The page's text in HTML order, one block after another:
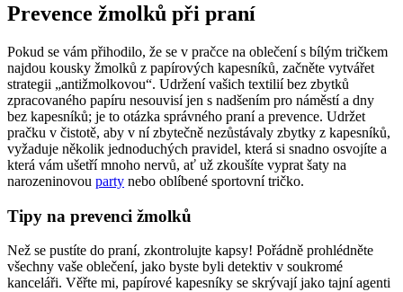
Prevence žmolků‍ při praní
Pokud se ⁢vám přihodilo, že se v ‍pračce ⁣na oblečení s bílým tričkem
⁢najdou kousky žmolků⁢ z papírových kapesníků, začněte vytvářet
strategii „antižmolkovou“. Udržení ⁤vašich textilií bez ‌zbytků
zpracovaného papíru nesouvisí‍ jen ⁢s nadšením‍ pro náměstí a dny
⁢bez⁢ kapesníků; je to otázka ⁤správného praní a prevence.‍ Udržet
pračku v⁢ čistotě,​ aby v ní zbytečně nezůstávaly ⁢zbytky z kapesníků,
vyžaduje⁣ několik jednoduchých ⁢pravidel,⁤ která si snadno osvojíte a
která vám ⁤ušetří ​mnoho ‌nervů, ať už zkoušíte vyprat ​šaty na
narozeninovou party nebo ‍oblíbené sportovní‌ tričko.
Tipy na prevenci žmolků
Než se pustíte do praní,‌ zkontrolujte kapsy! Pořádně⁣ prohlédněte ​
všechny vaše oblečení, jako‍ byste⁢ byli detektiv v soukromé
⁢kanceláři. Věřte mi,⁤ papírové kapesníky se skrývají jako tajní agenti